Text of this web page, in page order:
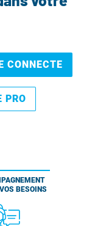
CONNECTE
PRO
BESOINS